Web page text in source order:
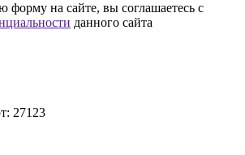
форму на сайте, вы соглашаетесь с
данного сайта
27123